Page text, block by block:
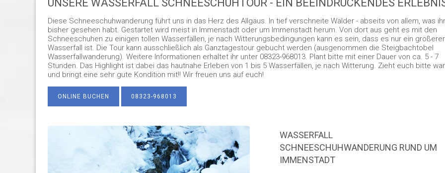
UNSERE WASSERFALL SCHNEESCHUHTOUR - EIN BEEINDRUCKENDES
Diese Schneeschuhwanderung führt uns in das Herz des Allgäus. In tief verschneite Wälder - abseits von allem, was ihr
bisher gesehen habt. Gestartet wird meist in Immenstadt oder um Immenstadt herum. Von dort aus geht es mit den
Schneeschuhen zu einigen tollen Wasserfällen, je nach Witterungsbedingungen kann es sein, dass es nur ein größerer
Wasserfall ist. Die Tour kann ausschließlich als Ganztagestour gebucht werden (ausgenommen die Steigbachtobel
Wasserfallwanderung). Weitere Informationen erhaltet ihr unter 08323-968013. Plant bitte mit einer Dauer von ca. 5 - 7
Stunden. Das Highlight ist dabei das hautnahe Erleben von 1 bis 5 Wasserfällen, je nach Witterung. Zieht euch bitte
und bringt eine sehr gute Kondition mit!! Wir freuen uns auf euch!
ONLINE BUCHEN 08323-968013
WASSERFALL
SCHNEESCHUHWANDERUNG RUND UM
IMMENSTADT